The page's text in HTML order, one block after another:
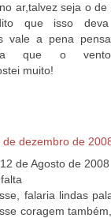
ar,talvez seja o
que isso
vale a pena
que o
muito!
de dezembro de
de Agosto de 2008
falaria lindas
coragem